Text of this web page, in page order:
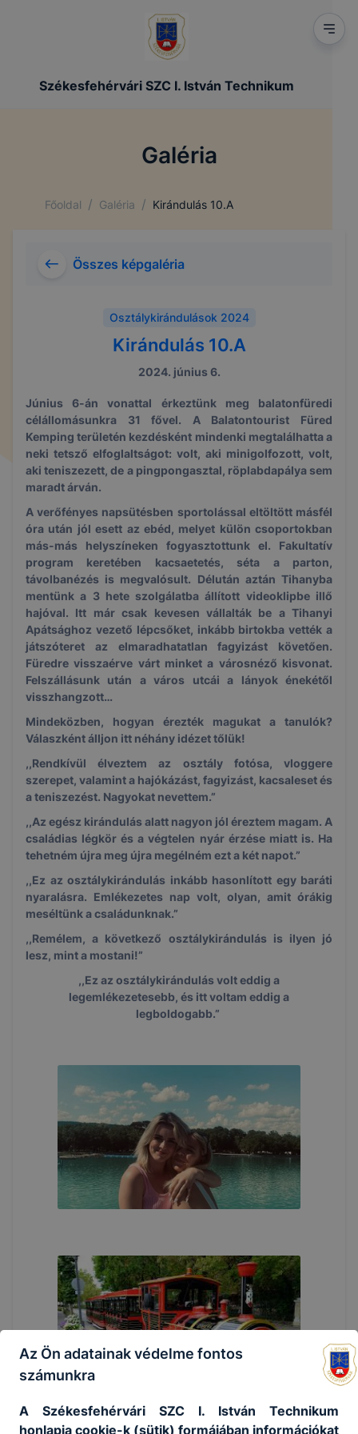
Székesfehérvári SZC I. István Technikum
Galéria
Főoldal / Galéria / Kirándulás 10.A
Összes képgaléria
Osztálykirándulások 2024
Kirándulás 10.A
2024. június 6.
Június 6-án vonattal érkeztünk meg balatonfüredi
célállomásunkra 31 fővel. A Balatontourist Füred
Kemping területén kezdésként mindenki megtalálhatta a
neki tetsző elfoglaltságot: volt, aki minigolfozott, volt,
aki teniszezett, de a pingpongasztal, röplabdapálya sem
maradt árván.
A verőfényes napsütésben sportolással eltöltött másfél
óra után jól esett az ebéd, melyet külön csoportokban
más-más helyszíneken fogyasztottunk el. Fakultatív
program keretében kacsaetetés, séta a parton,
távolbanézés is megvalósult. Délután aztán Tihanyba
mentünk a 3 hete szolgálatba állított videoklipbe illő
hajóval. Itt már csak kevesen vállalták be a Tihanyi
Apátsághoz vezető lépcsőket, inkább birtokba vették a
játszóteret az elmaradhatatlan fagyizást követően.
Füredre visszaérve várt minket a városnéző kisvonat.
Felszállásunk után a város utcái a lányok énekétől
visszhangzott…
Mindeközben, hogyan érezték magukat a tanulók?
Válaszként álljon itt néhány idézet tőlük!
,,Rendkívül élveztem az osztály fotósa, vloggere
szerepet, valamint a hajókázást, fagyizást, kacsaleset és
a teniszezést. Nagyokat nevettem.”
,,Az egész kirándulás alatt nagyon jól éreztem magam. A
családias légkör és a végtelen nyár érzése miatt is. Ha
tehetném újra meg újra megélném ezt a két napot.”
,,Ez az osztálykirándulás inkább hasonlított egy baráti
nyaralásra. Emlékezetes nap volt, olyan, amit órákig
meséltünk a családunknak.”
,,Remélem, a következő osztálykirándulás is ilyen jó
lesz, mint a mostani!”
,,Ez az osztálykirándulás volt eddig a
legemlékezetesebb, és itt voltam eddig a
legboldogabb.”
Az Ön adatainak védelme fontos
számunkra
A Székesfehérvári SZC I. István Technikum
honlapja cookie-k (sütik) formájában információkat